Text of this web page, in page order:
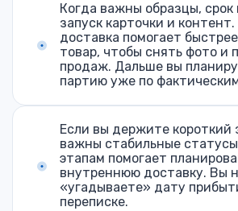
Когда важны образцы, срок
запуск карточки и
доставка помогает
товар, чтобы снять фото и
продаж. Дальше вы
партию уже по
Если вы держите короткий
важны стабильные
этапам помогает
внутреннюю доставку. Вы
«угадываете» дату
переписке.